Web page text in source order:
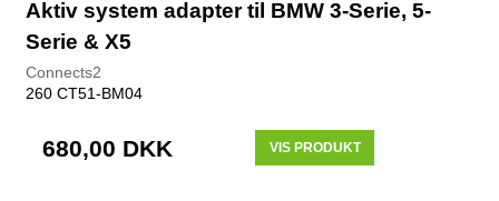
Aktiv system adapter til BMW 3-Serie, 5-
Serie & X5
Connects2
260 CT51-BM04
680,00 DKK VIS PRODUKT